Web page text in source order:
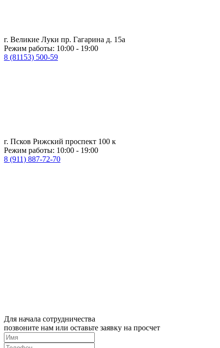
г. Великие Луки пр. Гагарина д. 15а
Режим работы: 10:00 - 19:00
8 (81153) 500-59
г. Псков Рижский проспект 100 к
Режим работы: 10:00 - 19:00
8 (911) 887-72-70
Для начала сотрудничества
позвоните нам или оставьте заявку на просчет